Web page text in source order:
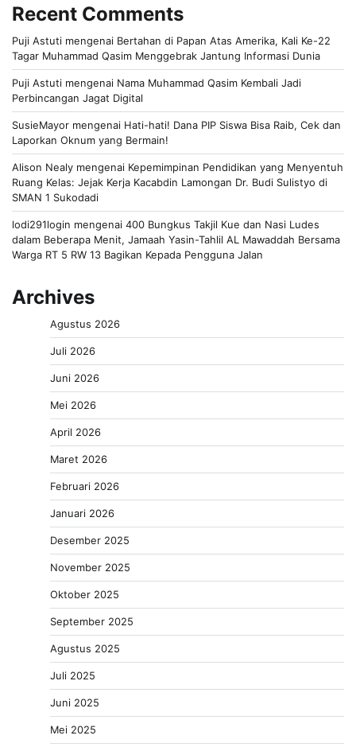
Recent Comments
Puji Astuti mengenai Bertahan di Papan Atas Amerika, Kali Ke-22
Tagar Muhammad Qasim Menggebrak Jantung Informasi Dunia
Puji Astuti mengenai Nama Muhammad Qasim Kembali Jadi
Perbincangan Jagat Digital
SusieMayor mengenai Hati-hati! Dana PIP Siswa Bisa Raib, Cek dan
Laporkan Oknum yang Bermain!
Alison Nealy mengenai Kepemimpinan Pendidikan yang Menyentuh
Ruang Kelas: Jejak Kerja Kacabdin Lamongan Dr. Budi Sulistyo di
SMAN 1 Sukodadi
lodi291login mengenai 400 Bungkus Takjil Kue dan Nasi Ludes
dalam Beberapa Menit, Jamaah Yasin-Tahlil AL Mawaddah Bersama
Warga RT 5 RW 13 Bagikan Kepada Pengguna Jalan
Archives
Agustus 2026
Juli 2026
Juni 2026
Mei 2026
April 2026
Maret 2026
Februari 2026
Januari 2026
Desember 2025
November 2025
Oktober 2025
September 2025
Agustus 2025
Juli 2025
Juni 2025
Mei 2025